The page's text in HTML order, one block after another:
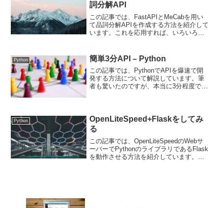
詞分解API
この記事では、FastAPIとMeCabを用い
て品詞分解APIを作成する方法を紹介して
います。これを応用すれば、いろいろな
Python 簡単3分API – Python
この記事では、PythonでAPIを爆速で開
発する方法について解説しています。筆
者も驚いたのですが、本当に3分程度で
ださい。
Python
OpenLiteSpeed+Flaskをしてみ
る
この記事では、OpenLiteSpeedのWebサ
ーバーでPythonのライブラリであるFlask
を動作させる方法を紹介しています。そ